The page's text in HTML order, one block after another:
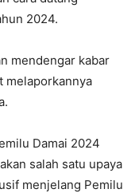
2024.
mendengar kabar
melaporkannya
Damai 2024
salah satu upaya
menjelang Pemilu